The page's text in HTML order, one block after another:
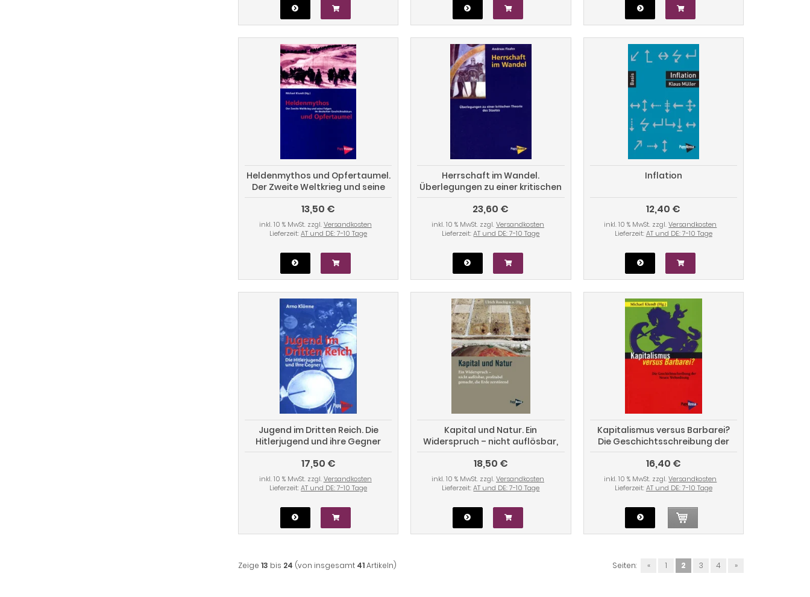
Heldenmythos und Opfertaumel.
Der Zweite Weltkrieg und seine
Folgen im deutschen
Geschichtsdiskurs
13,50 €
inkl. 10 % MwSt. zzgl.Versandkosten
Lieferzeit:AT und DE: 7-10 Tage
Herrschaft im Wandel.
Überlegungen zu einer kritischen
Theorie des Staates
23,60 €
inkl. 10 % MwSt. zzgl.Versandkosten
Lieferzeit:AT und DE: 7-10 Tage
Inflation
12,40 €
inkl. 10 % MwSt. zzgl.Versandkosten
Lieferzeit:AT und DE: 7-10 Tage
Jugend im Dritten Reich. Die
Hitlerjugend und ihre Gegner
17,50 €
inkl. 10 % MwSt. zzgl.Versandkosten
Lieferzeit:AT und DE: 7-10 Tage
Kapital und Natur. Ein
Widerspruch – nicht auflösbar,
profitabel gemacht, die Erde
zerstörend
18,50 €
inkl. 10 % MwSt. zzgl.Versandkosten
Lieferzeit:AT und DE: 7-10 Tage
Kapitalismus versus Barbarei?
Die Geschichtsschreibung der
Neuen Weltordnung
16,40 €
inkl. 10 % MwSt. zzgl.Versandkosten
Lieferzeit:AT und DE: 7-10 Tage
Zeige 13 bis 24 (von insgesamt 41Artikeln) Seiten: « 1 2 3 4 »